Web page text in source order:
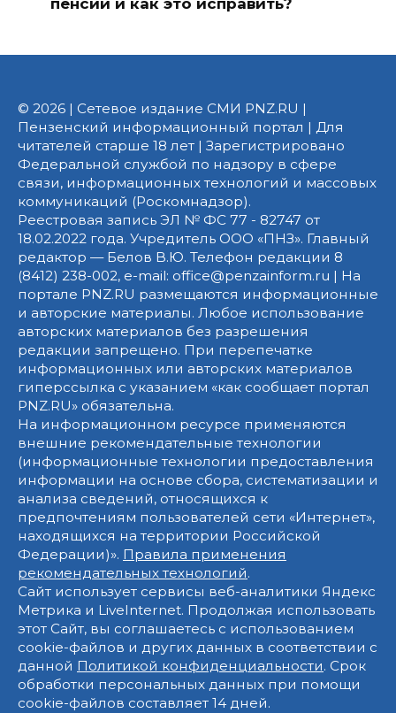
© 2026 | Сетевое издание СМИ PNZ.RU |
Пензенский информационный портал | Для
читателей старше 18 лет | Зарегистрировано
Федеральной службой по надзору в сфере
связи, информационных технологий и массовых
коммуникаций (Роскомнадзор).
Реестровая запись ЭЛ № ФС 77 - 82747 от
18.02.2022 года. Учредитель ООО «ПНЗ». Главный
редактор — Белов В.Ю. Телефон редакции 8
(8412) 238-002, e-mail: office@penzainform.ru | На
портале PNZ.RU размещаются информационные
и авторские материалы. Любое использование
авторских материалов без разрешения
редакции запрещено. При перепечатке
информационных или авторских материалов
гиперссылка с указанием «как сообщает портал
PNZ.RU» обязательна.
На информационном ресурсе применяются
внешние рекомендательные технологии
(информационные технологии предоставления
информации на основе сбора, систематизации и
анализа сведений, относящихся к
предпочтениям пользователей сети «Интернет»,
находящихся на территории Российской
Федерации)». Правила применения
рекомендательных технологий.
Сайт использует сервисы веб-аналитики Яндекс
Метрика и LiveInternet. Продолжая использовать
этот Сайт, вы соглашаетесь с использованием
cookie-файлов и других данных в соответствии с
данной Политикой конфиденциальности. Срок
обработки персональных данных при помощи
cookie-файлов составляет 14 дней.